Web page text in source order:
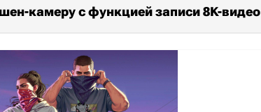
камеру с функцией записи 8K-видео